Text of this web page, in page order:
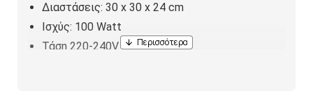
Διαστάσεις: 30 x 30 x 24 cm
Ισχύς: 100 Watt
Τάση 220-240V